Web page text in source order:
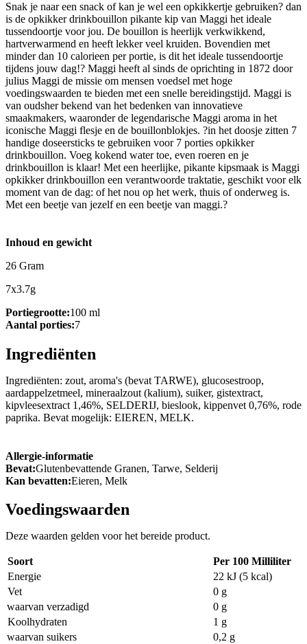
Snak je naar een snack of kan je wel een opkikkertje gebruiken? dan
is de opkikker drinkbouillon pikante kip van Maggi het ideale
tussendoortje voor jou. De bouillon is heerlijk verkwikkend,
hartverwarmend en heeft lekker veel kruiden. Bovendien met
minder dan 10 calorieen per portie, is dit het ideale tussendoortje
tijdens jouw dag!? Maggi heeft al sinds de oprichting in 1872 door
julius Maggi de missie om mensen voedsel met hoge
voedingswaarden te bieden met een snelle bereidingstijd. Maggi is
van oudsher bekend van het bedenken van innovatieve
smaakmakers, waaronder de legendarische Maggi aroma in het
iconische Maggi flesje en de bouillonblokjes. ?in het doosje zitten 7
handige doseersticks te gebruiken voor 7 porties opkikker
drinkbouillon. Voeg kokend water toe, even roeren en je
drinkbouillon is klaar! Met een heerlijke, pikante kipsmaak is Maggi
opkikker drinkbouillon een verantwoorde traktatie, geschikt voor elk
moment van de dag: of het nou op het werk, thuis of onderweg is.
Met een beetje van jezelf en een beetje van maggi.?
Inhoud en gewicht
26 Gram
7x3.7g
Portiegrootte:100 ml
Aantal porties:7
Ingrediënten
Ingrediënten: zout, aroma's (bevat TARWE), glucosestroop,
aardappelzetmeel, mineraalzout (kalium), suiker, gistextract,
kipvleesextract 1,46%, SELDERIJ, bieslook, kippenvet 0,76%, rode
paprika. Bevat mogelijk: EIEREN, MELK.
Allergie-informatie
Bevat:Glutenbevattende Granen, Tarwe, Selderij
Kan bevatten:Eieren, Melk
Voedingswaarden
Deze waarden gelden voor het bereide product.
Soort
Per 100 Milliliter
Energie
22 kJ (5 kcal)
Vet
0 g
waarvan verzadigd
0 g
Koolhydraten
1 g
waarvan suikers
0,2 g